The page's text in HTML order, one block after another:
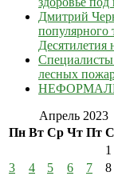
Дмитрий
популярного
Десятилетия
Специалисты
лесных
Апрель 2023
Пн Вт Ср Чт Пт
1
3
4 5 6 7 8